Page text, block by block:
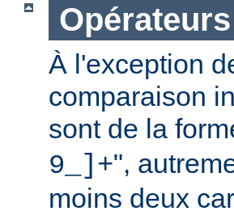
À l'exception
comparaison
sont de la
9_]+",
moins deux